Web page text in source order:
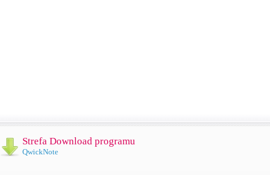
Strefa Download programu
QwickNote